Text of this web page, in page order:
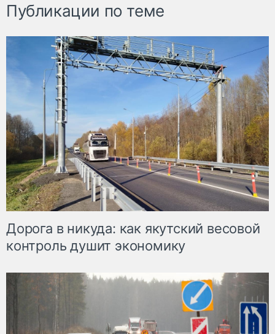
Публикации по теме
Дорога в никуда: как якутский весовой
контроль душит экономику